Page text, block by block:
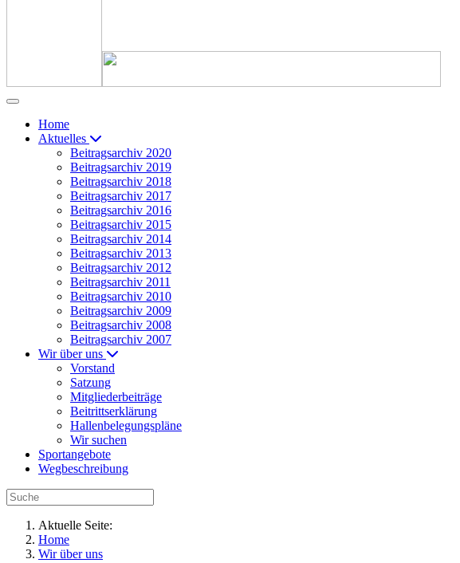
Home
Aktuelles
Beitragsarchiv 2020
Beitragsarchiv 2019
Beitragsarchiv 2018
Beitragsarchiv 2017
Beitragsarchiv 2016
Beitragsarchiv 2015
Beitragsarchiv 2014
Beitragsarchiv 2013
Beitragsarchiv 2012
Beitragsarchiv 2011
Beitragsarchiv 2010
Beitragsarchiv 2009
Beitragsarchiv 2008
Beitragsarchiv 2007
Wir über uns
Vorstand
Satzung
Mitgliederbeiträge
Beitrittserklärung
Hallenbelegungspläne
Wir suchen
Sportangebote
Wegbeschreibung
Aktuelle Seite:
Home
Wir über uns